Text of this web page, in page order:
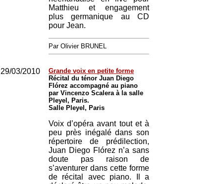
Matthieu et engagement
plus germanique au CD
pour Jean.
Par Olivier BRUNEL
29/03/2010
Grande voix en petite forme
Récital du ténor Juan Diego
Flórez accompagné au piano
par Vincenzo Scalera à la salle
Pleyel, Paris.
Salle Pleyel, Paris
Voix d’opéra avant tout et à
peu près inégalé dans son
répertoire de prédilection,
Juan Diego Flórez n’a sans
doute pas raison de
s’aventurer dans cette forme
de récital avec piano. Il a